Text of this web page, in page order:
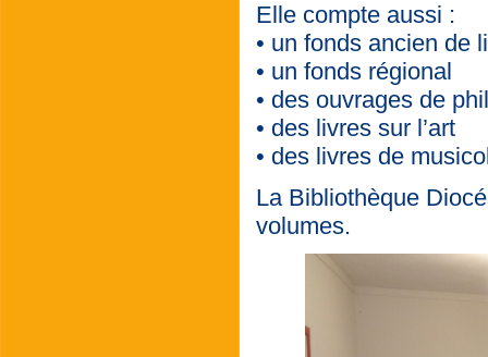
Elle compte aussi :
• un fonds ancien de
• un fonds régional
• des ouvrages de
• des livres sur l’art
• des livres de
La Bibliothèque
volumes.